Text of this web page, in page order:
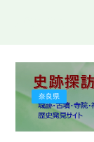
奈良県